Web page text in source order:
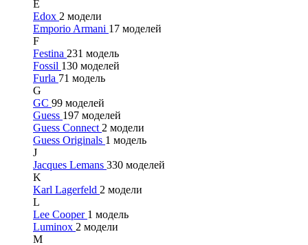
E
Edox 2 модели
Emporio Armani 17 моделей
F
Festina 231 модель
Fossil 130 моделей
Furla 71 модель
G
GC 99 моделей
Guess 197 моделей
Guess Connect 2 модели
Guess Originals 1 модель
J
Jacques Lemans 330 моделей
K
Karl Lagerfeld 2 модели
L
Lee Cooper 1 модель
Luminox 2 модели
M